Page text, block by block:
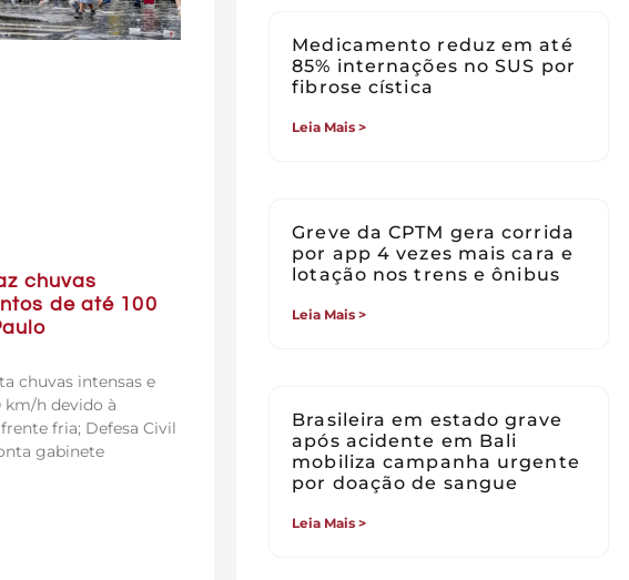
chuvas
de até 100
chuvas intensas e
km/h devido à
fria; Defesa Civil
gabinete
Medicamento reduz em até
85% internações no SUS por
fibrose cística
Leia Mais >
Greve da CPTM gera corrida
por app 4 vezes mais cara e
lotação nos trens e ônibus
Leia Mais >
Brasileira em estado grave
após acidente em Bali
mobiliza campanha urgente
por doação de sangue
Leia Mais >